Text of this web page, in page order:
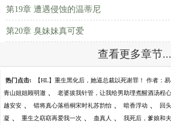
第19章 遭遇侵蚀的温蒂尼
第20章 臭妹妹真可爱
查看更多章节...
热门点击: 【HL】重生黑化后，她逼总裁以死谢罪！ 作者：
青山姐姐顾明澈 、 老婆拔我针管，让我给男助理煮醒酒汤程
越安安 、 错将真心落梧桐宋时礼苏韵怡 、 暗香浮动 、 回
凝 、 重生之窈窈再爱我一次 、 蛊真人 、 我死后，爹娘和